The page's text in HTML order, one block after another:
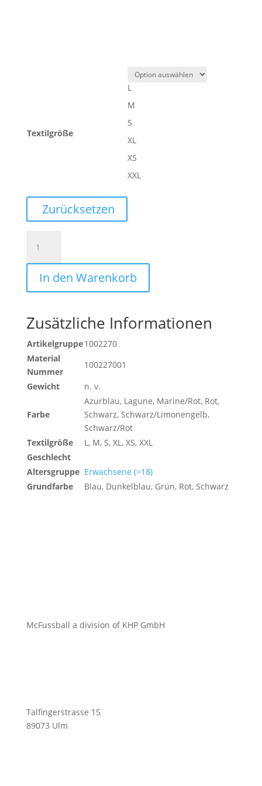
Textilgröße
L
M
S
XL
XS
XXL
Zurücksetzen
POLY
JACKE
DAMEN
In den Warenkorb
Zusätzliche Informationen
Artikelgruppe1002270
Material
Nummer
100227001
Gewicht
n. v.
Farbe
Azurblau, Lagune, Marine/Rot, Rot,
Schwarz, Schwarz/Limonengelb,
Schwarz/Rot
Textilgröße
L, M, S, XL, XS, XXL
Geschlecht
Altersgruppe Erwachsene (>18)
Grundfarbe
Blau, Dunkelblau, Grün, Rot, Schwarz
McFussball a division of KHP GmbH
Talfingerstrasse 15
89073 Ulm